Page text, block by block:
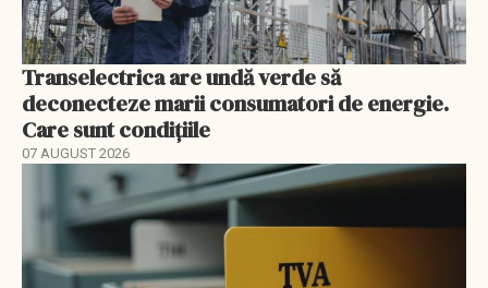
Transelectrica are undă verde să
deconecteze marii consumatori de energie.
Care sunt condițiile
07 AUGUST 2026